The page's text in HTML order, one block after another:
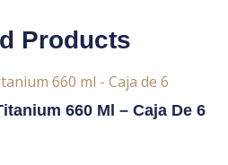
Products
660 Ml – Caja De 6